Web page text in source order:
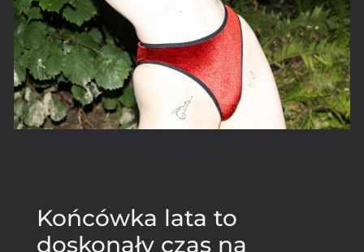
Końcówka lata to
doskonały czas na